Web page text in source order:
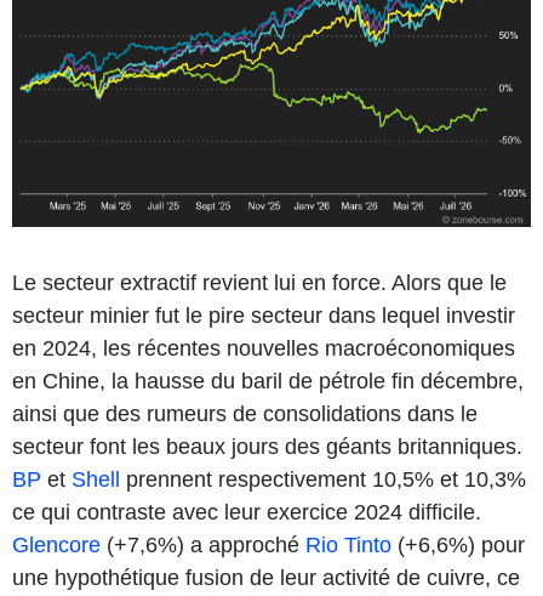
Le secteur extractif revient lui en force. Alors que le
secteur minier fut le pire secteur dans lequel investir
en 2024, les récentes nouvelles macroéconomiques
en Chine, la hausse du baril de pétrole fin décembre,
ainsi que des rumeurs de consolidations dans le
secteur font les beaux jours des géants britanniques.
BP et Shell prennent respectivement 10,5% et 10,3%
ce qui contraste avec leur exercice 2024 difficile.
Glencore (+7,6%) a approché Rio Tinto (+6,6%) pour
une hypothétique fusion de leur activité de cuivre, ce